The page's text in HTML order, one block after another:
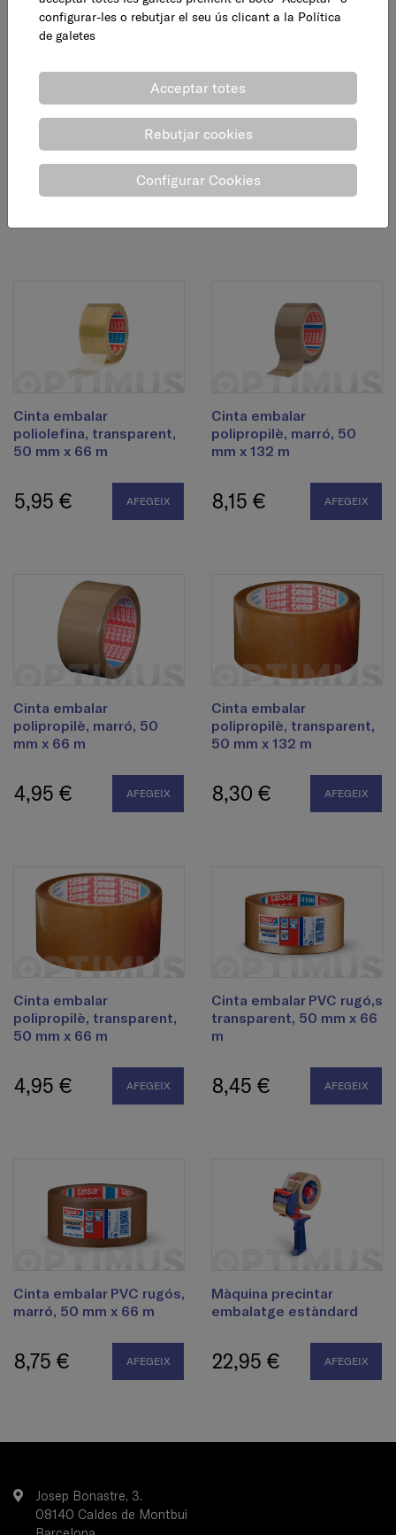
Cinta embalar gama
blava transparent, 48
Cinta embalar
poliolefina, marró, 50
Cinta embalar
poliolefina, transparent,
50 mm x 66 m
5,95 € AFEGEIX
Cinta embalar
polipropilè, marró, 50
mm x 132 m
8,15 € AFEGEIX
Cinta embalar
polipropilè, marró, 50
mm x 66 m
4,95 € AFEGEIX
Cinta embalar
polipropilè, transparent,
50 mm x 132 m
8,30 € AFEGEIX
Cinta embalar
polipropilè, transparent,
50 mm x 66 m
4,95 € AFEGEIX
Cinta embalar PVC rugó,s
transparent, 50 mm x 66
m
8,45 € AFEGEIX
Cinta embalar PVC rugós,
marró, 50 mm x 66 m
8,75 € AFEGEIX
Màquina precintar
embalatge estàndard
22,95 € AFEGEIX
Josep Bonastre, 3.
08140 Caldes de Montbui
configurar-les o rebutjar el seu ús clicant a la Política
de galetes
Acceptar totes
Rebutjar cookies
Configurar Cookies